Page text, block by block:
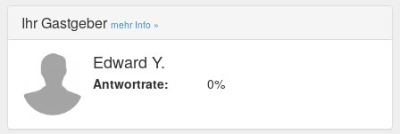
Ihr Gastgeber mehr Info »
Edward Y.
Antwortrate: 0%